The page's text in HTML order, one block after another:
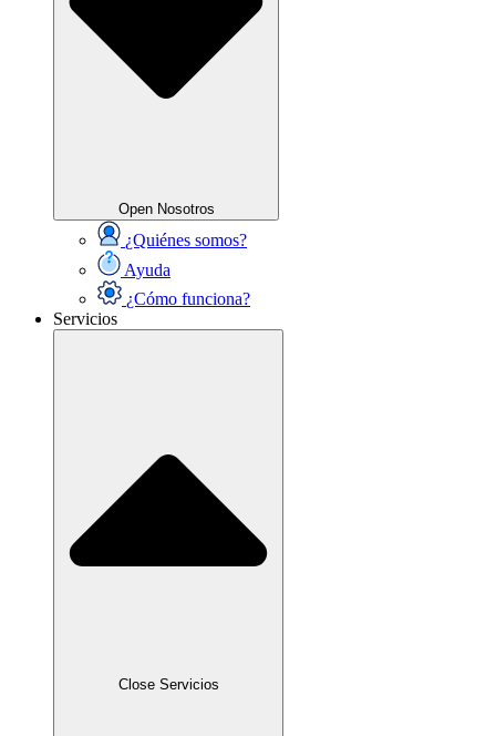
Open Nosotros
¿Quiénes somos?
Ayuda
¿Cómo funciona?
Servicios
Close Servicios